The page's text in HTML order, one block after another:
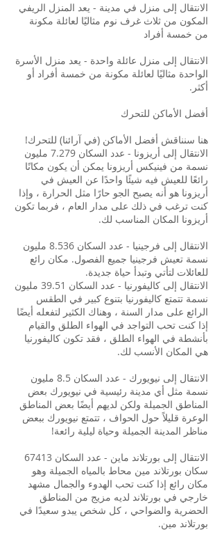
الانتقال إلى منزل في مدينة - يعد المنزل الريفي
المكون من ثلاث غرف نوم مثاليًا لعائلة مكونة
من خمسة أفراد
الانتقال إلى منزل عائلة واحدة - يعد منزل الأسرة
الواحدة مثاليًا لعائلة مكونة من خمسة أفراد أو
أكثر.
أفضل الأماكن للتحرك
هنا سنناقش أفضل الأماكن (في آرائنا) للتحرك!
الانتقال إلى أريزونا - عدد السكان 7.279 مليون
نسمة من فينيكس أريزونا يمكن أن يكون مكانًا
رائعًا للعيش فيه شيئًا واحدًا عن العيش في
أريزونا هو أنه يصبح الجو حارًا مثل الحرارة ، وإذا
كنت ترغب في ذلك على مدار العام ، فربما تكون
أريزونا المكان المناسب لك.
الانتقال إلى فرجينيا - عدد السكان 8.536 مليون
نسمة تعيش فرجينيا جميع الفصول. مكان رائع
للعائلات لتأتي وتبدأ حياة جديدة.
الانتقال إلى كاليفورنيا - عدد السكان 39.51 مليون
نسمة تتمتع كاليفورنيا بتنوع كبير في الطقس
الرائع على مدار السنة ، وهناك الكثير لتفعله أيضًا
إذا كنت تحب التواجد في الهواء الطلق والقيام
بأنشطة في الهواء الطلق ، فقد تكون كاليفورنيا
هي المكان الأنسب لك.
الانتقال إلى نيويورك - عدد السكان 8.5 مليون
نسمة مثل أي مدينة رئيسية في نيويورك بعض
المناطق الجميلة ولكن لديهم أيضًا بعض المناطق
الوعرة قليلاً حول الحواف ، تتمتع نيويورك ببعض
مناظر المدينة الجميلة وحياة ليلية رائعة!
الانتقال إلى بورتلاند ماين - عدد السكان 67413
سكان بورتلاند مين محاط بالمياه الجميلة وهو
مكان رائع إذا كنت تحب الهدوء والجمال مشهد
خارجي في بورتلاند لديه مزيج من المناطق
الحضرية والضواحي ، كل شخص يبدو سعيدًا في
بورتلاند مين.